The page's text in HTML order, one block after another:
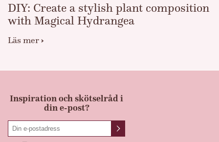
DIY: Create a stylish plant composition
with Magical Hydrangea
Läs mer
Inspiration och skötselråd i
din e-post?